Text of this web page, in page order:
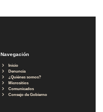
Navegación
Inicio
Denuncia
¿Quiénes somos?
Micrositios
Comunicados
Consejo de Gobierno